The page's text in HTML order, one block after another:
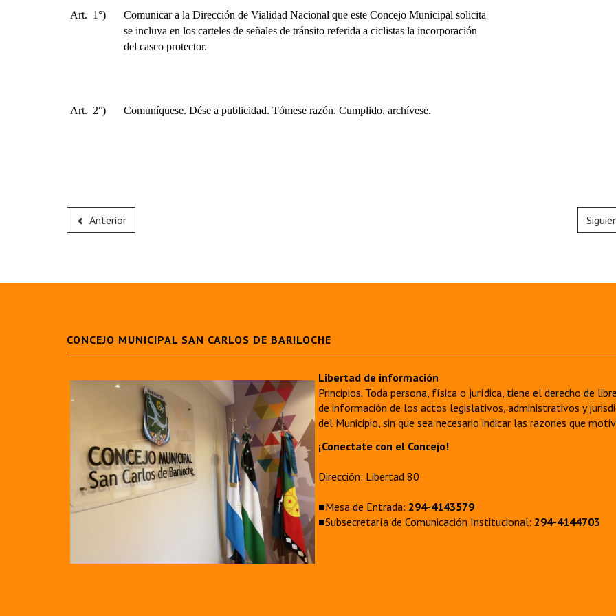
Art. 1°)
Comunicar a la Dirección de Vialidad Nacional que este Concejo Municipal solicita
se incluya en los carteles de señales de tránsito referida a ciclistas la incorporación
del casco protector.
Art. 2°) Comuníquese. Dése a publicidad. Tómese razón. Cumplido, archívese.
Anterior
CONCEJO MUNICIPAL SAN CARLOS DE BARILOCHE
Libertad de información
Principios. Toda persona, física o jurídica, tiene el derecho de
de información de los actos legislativos, administrativos y
del Municipio, sin que sea necesario indicar las razones que
¡Conectate con el Concejo!
Dirección: Libertad 80
■Mesa de Entrada: 294-4143579
■Subsecretaría de Comunicación Institucional: 294-4144703